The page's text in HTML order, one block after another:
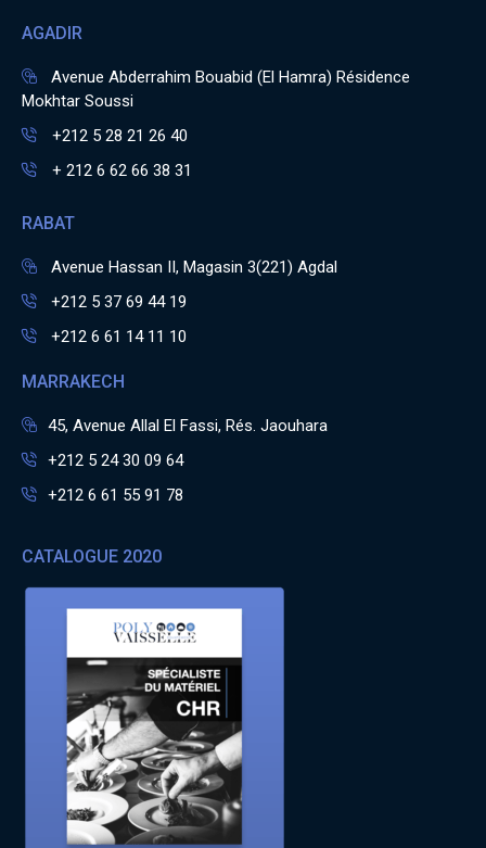
AGADIR
Avenue Abderrahim Bouabid (El Hamra) Résidence
Mokhtar Soussi
+212 5 28 21 26 40
+ 212 6 62 66 38 31
RABAT
Avenue Hassan II, Magasin 3(221) Agdal
+212 5 37 69 44 19
+212 6 61 14 11 10
MARRAKECH
45, Avenue Allal El Fassi, Rés. Jaouhara
+212 5 24 30 09 64
+212 6 61 55 91 78
CATALOGUE 2020